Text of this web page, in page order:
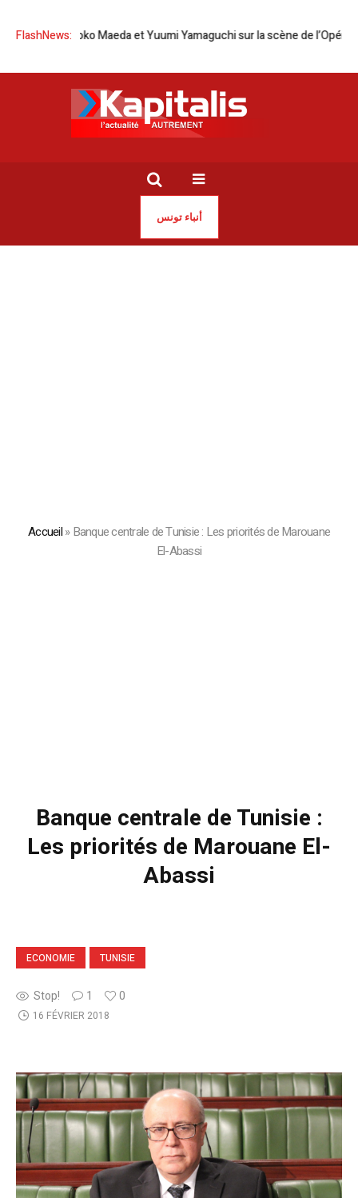
FlashNews:
| Tomoko Maeda et Yuumi Yamaguchi sur la scène de l’Opéra de
أنباء تونس
Accueil»Banque centrale de Tunisie : Les priorités de Marouane
El-Abassi
Banque centrale de Tunisie :
Les priorités de Marouane El-
Abassi
ECONOMIE TUNISIE
Stop! 1 0
16 FÉVRIER 2018